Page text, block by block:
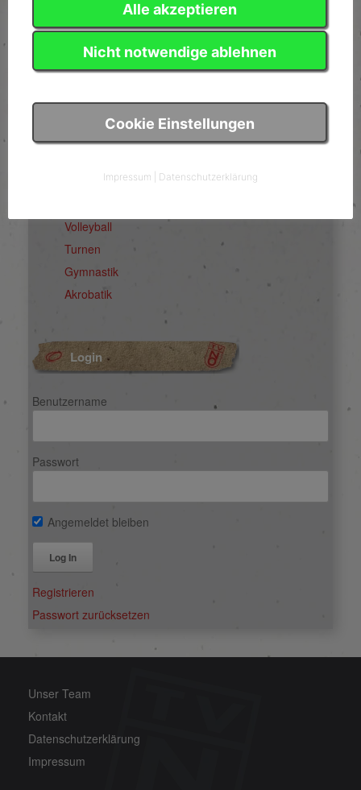
Volleyball
Turnen
Gymnastik
Akrobatik
Login
Benutzername
Passwort
Angemeldet bleiben
Alternative:
Registrieren
Passwort zurücksetzen
Unser Team
Kontakt
Datenschutzerklärung
Impressum
Alle akzeptieren
Nicht notwendige ablehnen
Cookie Einstellungen
Impressum Datenschutzerklärung